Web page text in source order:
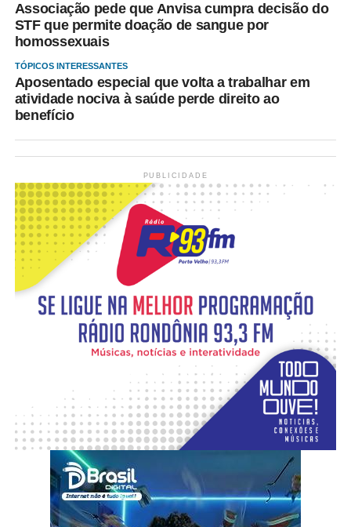
Associação pede que Anvisa cumpra decisão do
STF que permite doação de sangue por
homossexuais
TÓPICOS INTERESSANTES
Aposentado especial que volta a trabalhar em
atividade nociva à saúde perde direito ao
benefício
PUBLICIDADE